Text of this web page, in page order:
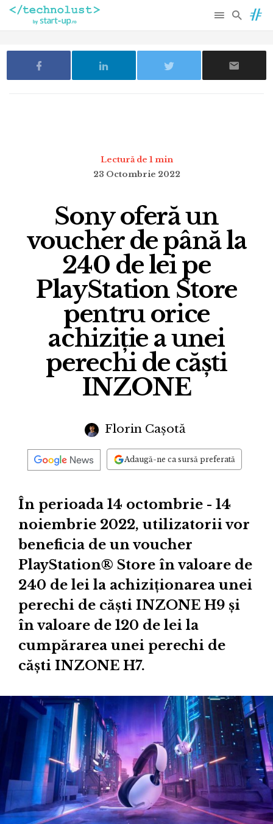
Lectură de 1 min
23 Octombrie 2022
Sony oferă un
voucher de până la
240 de lei pe
PlayStation Store
pentru orice
achiziție a unei
perechi de căști
INZONE
Florin Cașotă
Adaugă-ne ca sursă preferată
În perioada 14 octombrie - 14
noiembrie 2022, utilizatorii vor
beneficia de un voucher
PlayStation® Store în valoare de
240 de lei la achiziționarea unei
perechi de căști INZONE H9 și
în valoare de 120 de lei la
cumpărarea unei perechi de
căști INZONE H7.